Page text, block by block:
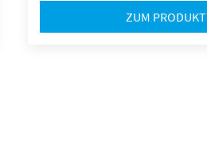
ZUM PRODUKT